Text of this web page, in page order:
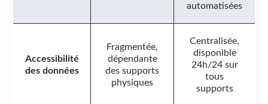
automatisées
Accessibilité
des données
Fragmentée,
dépendante
des supports
physiques
Centralisée,
disponible
24h/24 sur
tous
supports